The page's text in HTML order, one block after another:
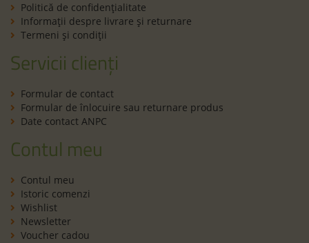
Politică de confidenţialitate
Informaţii despre livrare și returnare
Termeni şi condiţii
Servicii clienți
Formular de contact
Formular de înlocuire sau returnare produs
Date contact ANPC
Contul meu
Contul meu
Istoric comenzi
Wishlist
Newsletter
Voucher cadou